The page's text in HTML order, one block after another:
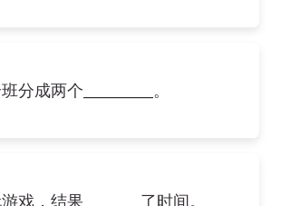
分成两个___________。
戏，结果_________了时间。